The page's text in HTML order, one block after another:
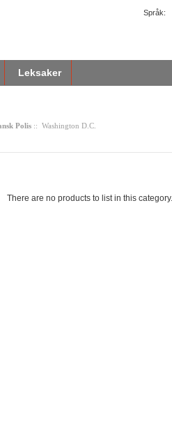
Språk:
Leksaker
Polis :: Washington D.C.
There are no products to list in this category.